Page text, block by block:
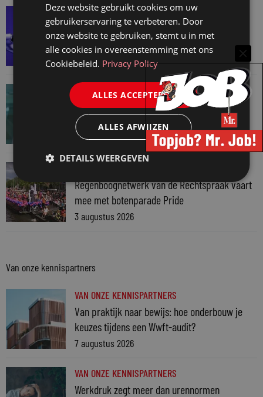
SNELRECHT
AI-muziekaanbieder maakt inbreuk op
auteursrecht
4 augustus 2026
JURIDISCH NIEUWS
Hugo Nieuwenhuizen over puzzels, puzzelen
en taalvondsten
3 augustus 2026
Regenboognetwerk van de Rechtspraak vaart
mee met botenparade Pride
3 augustus 2026
Van onze kennispartners
VAN ONZE KENNISPARTNERS
Van praktijk naar bewijs: hoe onderbouw je
keuzes tijdens een Wwft-audit?
7 augustus 2026
VAN ONZE KENNISPARTNERS
Werkdruk zegt meer dan urennormen
Deze website gebruikt cookies om uw
gebruikerservaring te verbeteren. Door
onze website te gebruiken, stemt u in met
alle cookies in overeenstemming met ons
Cookiebeleid. Privacy Policy
ALLES ACCEPTEREN
ALLES AFWIJZEN
DETAILS WEERGEVEN